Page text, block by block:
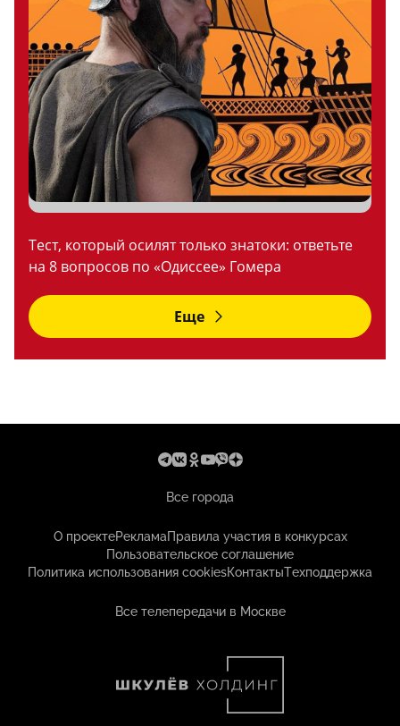
Тест, который осилят только знатоки: ответьте
на 8 вопросов по «Одиссее» Гомера
Еще
Все города
О проектеРекламаПравила участия в конкурсах
Пользовательское соглашение
Политика использования cookiesКонтактыТехподдержка
Все телепередачи в Москве